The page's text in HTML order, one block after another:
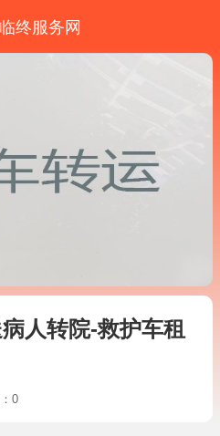
终服务网
人转院-救护车租
0